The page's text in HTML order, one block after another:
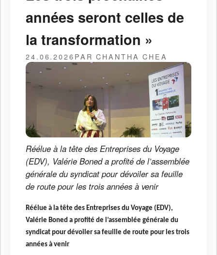
années seront celles de
la transformation »
24.06.2026PAR CHANTHA CHEA
Réélue à la tête des Entreprises du Voyage
(EDV), Valérie Boned a profité de l’assemblée
générale du syndicat pour dévoiler sa feuille
de route pour les trois années à venir
Réélue à la tête des Entreprises du Voyage (EDV),
Valérie Boned a profité de l’assemblée générale du
syndicat pour dévoiler sa feuille de route pour les trois
années à venir